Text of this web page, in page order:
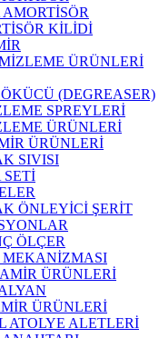
KİLİDİ
ÜRÜNLERİ
(DEGREASER)
SPREYLERİ
ÜRÜNLERİ
ÜRÜNLERİ
SIVISI
SETİ
ÖNLEYİCİ ŞERİT
ÖLÇER
MEKANİZMASI
ÜRÜNLERİ
ÜRÜNLERİ
ATOLYE ALETLERİ